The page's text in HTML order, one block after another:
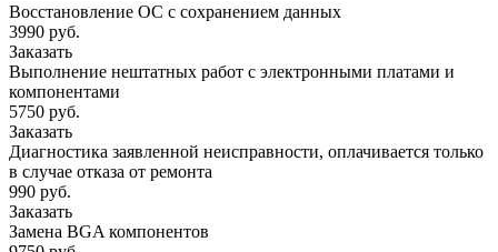
Восстановление ОС с сохранением данных
3990 руб.
Заказать
Выполнение нештатных работ с электронными платами и
компонентами
5750 руб.
Заказать
Диагностика заявленной неисправности, оплачивается только
в случае отказа от ремонта
990 руб.
Заказать
Замена BGA компонентов